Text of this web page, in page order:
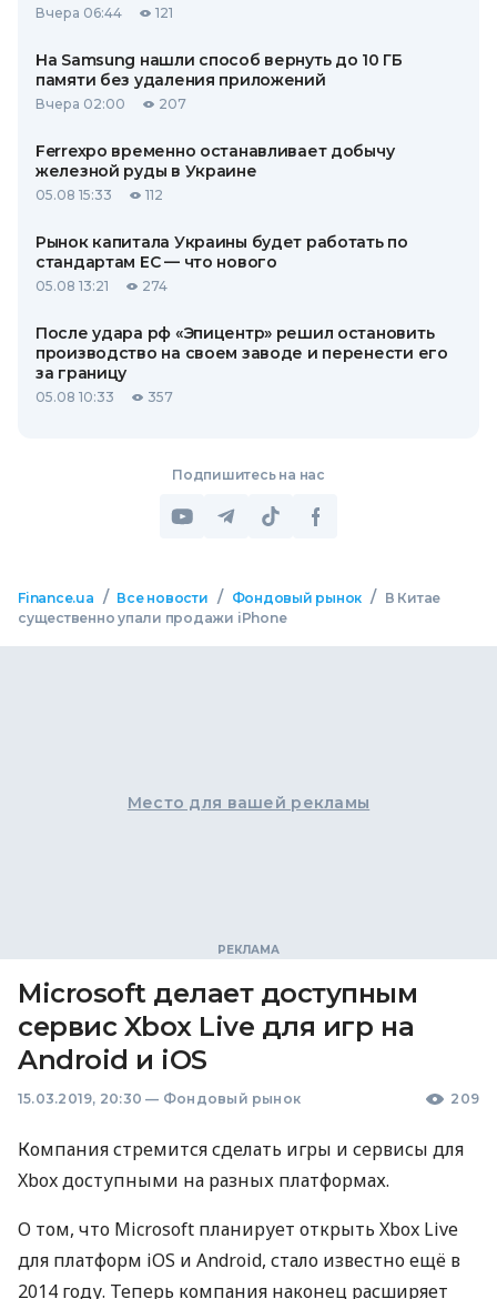
Вчера 06:44 121
На Samsung нашли способ вернуть до 10 ГБ
памяти без удаления приложений
Вчера 02:00 207
Ferrexpo временно останавливает добычу
железной руды в Украине
05.08 15:33 112
Рынок капитала Украины будет работать по
стандартам ЕС — что нового
05.08 13:21 274
После удара рф «Эпицентр» решил остановить
производство на своем заводе и перенести его
за границу
05.08 10:33 357
Подпишитесь на нас
Finance.ua / Все новости / Фондовый рынок /
В Китае
существенно упали продажи iPhone
Место для вашей рекламы
Microsoft делает доступным
сервис Xbox Live для игр на
Android и iOS
15.03.2019, 20:30 — Фондовый рынок 209
Компания стремится сделать игры и сервисы для
Xbox доступными на разных платформах.
О том, что Microsoft планирует открыть Xbox Live
для платформ iOS и Android, стало известно ещё в
2014 году. Теперь компания наконец расширяет